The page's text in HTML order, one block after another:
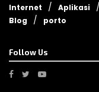
Internet Aplikasi
Blog
porto
Follow Us